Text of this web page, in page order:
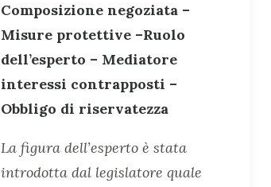
Composizione negoziata –
Misure protettive –Ruolo
dell’esperto – Mediatore
interessi contrapposti –
Obbligo di riservatezza
La figura dell’esperto è stata
introdotta dal legislatore quale